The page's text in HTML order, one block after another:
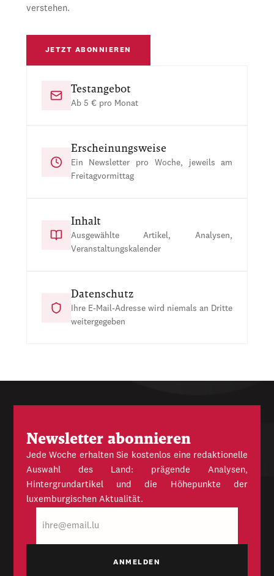
verstehen.
JETZT ABONNIEREN
Testangebot
Ab 5 € pro Monat
Erscheinungsweise
Ein Newsletter pro Woche, jeweils am
Freitagvormittag
Inhalt
Ausgewählte Artikel, Analysen,
Veranstaltungskalender
Datenschutz
Ihre E-Mail-Adresse wird niemals an Dritte
weitergegeben
Newsletter abonnieren
Jede Woche erhalten Sie kostenlos eine redaktionelle
Auswahl des Land: prägende Analysen,
Hintergrundartikel und die Höhepunkte der
luxemburgischen Aktualität.
Mail